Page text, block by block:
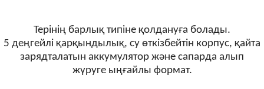
Терінің барлық типіне қолдануға болады.
5 деңгейлі қарқындылық, су өткізбейтін корпус, қайта
зарядталатын аккумулятор және сапарда алып
жүруге ыңғайлы формат.